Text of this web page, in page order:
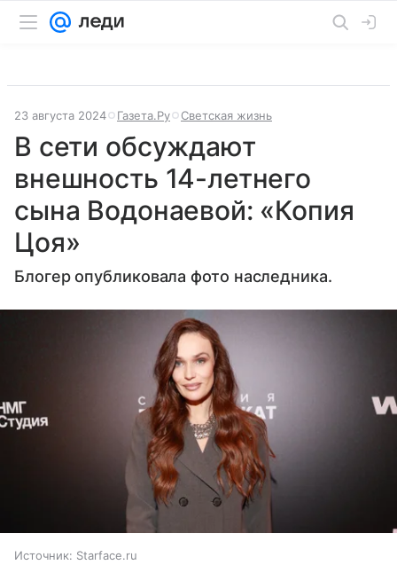
23 августа 2024 Газета.Ру Светская жизнь
В сети обсуждают
внешность 14-летнего
сына Водонаевой: «Копия
Цоя»
Блогер опубликовала фото наследника.
Источник: Starface.ru